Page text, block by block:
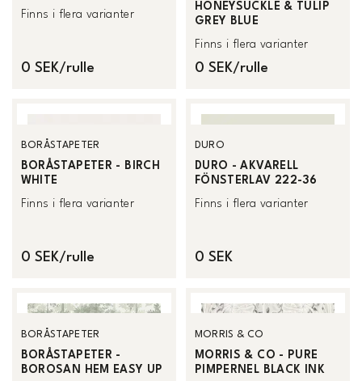
Finns i flera varianter
0 SEK/rulle
HONEYSUCKLE & TULIP
GREY BLUE
Finns i flera varianter
0 SEK/rulle
BORÅSTAPETER
BORÅSTAPETER - BIRCH
WHITE
Finns i flera varianter
0 SEK/rulle
DURO
DURO - AKVARELL
FÖNSTERLAV 222-36
Finns i flera varianter
0 SEK
BORÅSTAPETER
BORÅSTAPETER -
BOROSAN HEM EASY UP
MORRIS & CO
MORRIS & CO - PURE
PIMPERNEL BLACK INK